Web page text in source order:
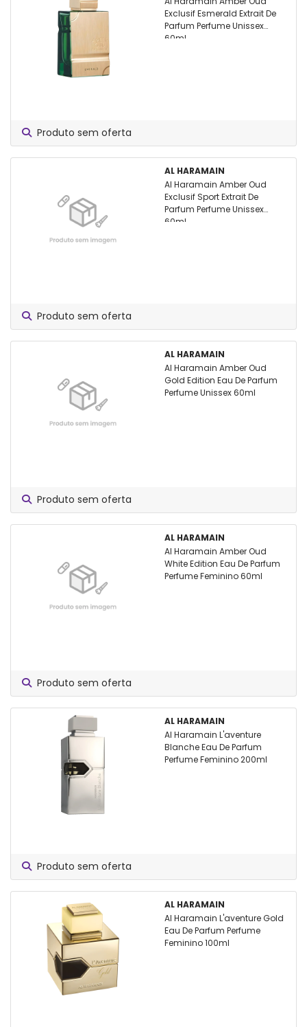
Exclusif Esmerald Extrait De
Parfum Perfume Unissex
60ml
Produto sem oferta
AL HARAMAIN
Al Haramain Amber Oud
Exclusif Sport Extrait De
Parfum Perfume Unissex
60ml
Produto sem oferta
AL HARAMAIN
Al Haramain Amber Oud
Gold Edition Eau De Parfum
Perfume Unissex 60ml
Produto sem oferta
AL HARAMAIN
Al Haramain Amber Oud
White Edition Eau De Parfum
Perfume Feminino 60ml
Produto sem oferta
AL HARAMAIN
Al Haramain L'aventure
Blanche Eau De Parfum
Perfume Feminino 200ml
Produto sem oferta
AL HARAMAIN
Al Haramain L'aventure Gold
Eau De Parfum Perfume
Feminino 100ml